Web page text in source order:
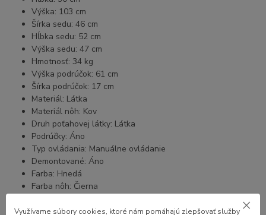
Výška: 103 cm
Šírka sedu: 46 cm
Hĺbka sedu: 52 cm
Výška sedu: 47 cm
Hmotnosť: 34 kg
Výška podrúčok: 61 cm
Šírka podrúčok: 17 cm
Materiál: Látka
Materiál nôh: Kov
Druh poťahovej látky: Látka
Podrúčky: Áno
Typ ovládania: Manuálne ovládanie
Demontované: Áno
Farba: Hnedá
Farba nôh: Čierna
Štýl: Moderný
Využívame súbory cookies, ktoré nám pomáhajú zlepšovať služby